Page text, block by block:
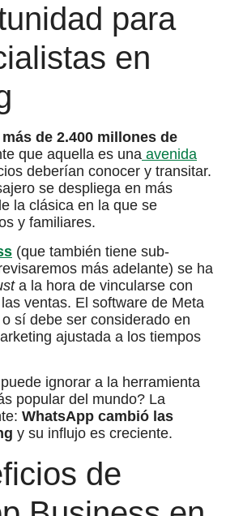
para
en
de 2.400 millones de
que aquella es una avenida
deberían conocer y transitar.
se despliega en más
la clásica en la que se
y familiares.
(que también tiene sub-
más adelante) se ha
a la hora de vincularse con
ventas. El software de Meta
sí debe ser considerado en
ajustada a los tiempos
ignorar a la herramienta
popular del mundo? La
WhatsApp cambió las
y su influjo es creciente.
de